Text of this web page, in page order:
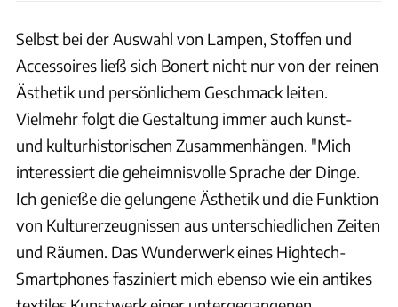
Selbst bei der Auswahl von Lampen, Stoffen und
Accessoires ließ sich Bonert nicht nur von der reinen
Ästhetik und persönlichem Geschmack leiten.
Vielmehr folgt die Gestaltung immer auch kunst-
und kulturhistorischen Zusammenhängen. "Mich
interessiert die geheimnisvolle Sprache der Dinge.
Ich genieße die gelungene Ästhetik und die Funktion
von Kulturerzeugnissen aus unterschiedlichen Zeiten
und Räumen. Das Wunderwerk eines Hightech-
Smartphones fasziniert mich ebenso wie ein antikes